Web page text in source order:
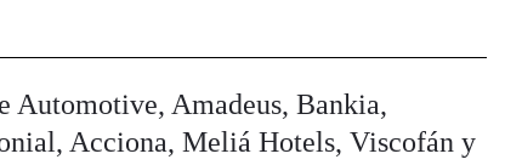
Automotive, Amadeus, Bankia,
Acciona, Meliá Hotels, Viscofán y